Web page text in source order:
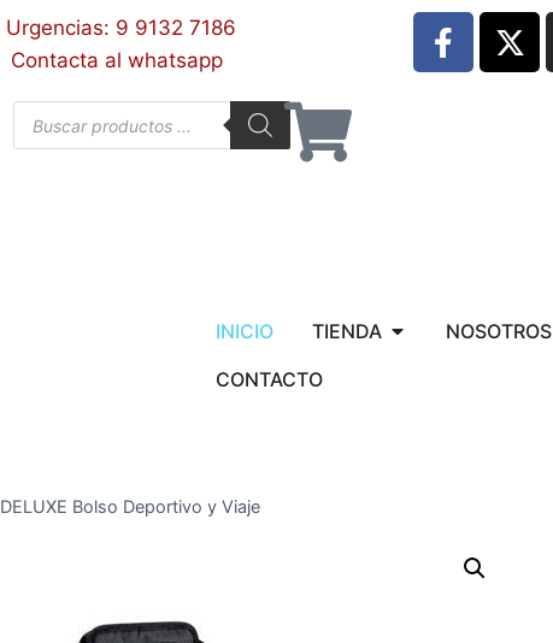
Urgencias: 9 9132 7186
Contacta al whatsapp
INICIO TIENDA
NOSOTROS
CONTACTO
DELUXE Bolso Deportivo y Viaje